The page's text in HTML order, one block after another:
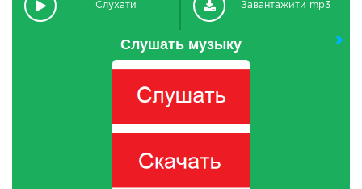
Слухати Завантажити mp3
Слушать музыку